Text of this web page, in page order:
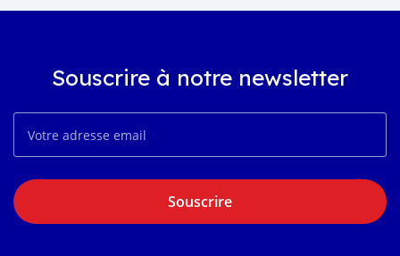
Souscrire à notre newsletter
Souscrire